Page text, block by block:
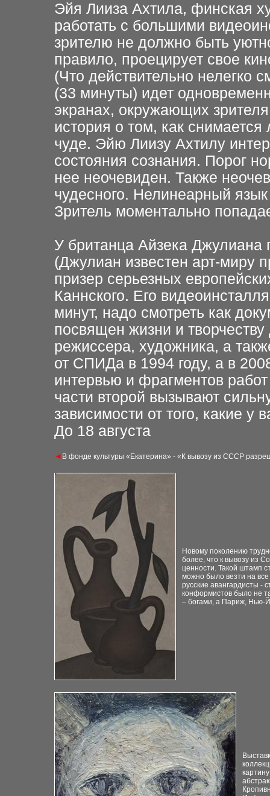
Эйя Лииза Ахтила, финская
работать с большими
зрителю не должно быть
правило, проецирует свое
(Что действительно нелегко
(33 минуты) идет
экранах, окружающих
история о том, как снимается
чуде. Эйю Лиизу Ахтилу
состояния сознания. Порог
нее неочевиден. Также
чудесного. Нелинеарный
Зритель моментально
У британца Айзека Джулиана
(Джулиан известен арт-миру
призер серьезных
Каннского. Его
минут, надо смотреть как
посвящен жизни и
режиссера, художника, а
от СПИДа в 1994 году, а в
интервью и фрагментов
части второй вызывают
зависимости от того, какие у
До 18 августа
◄ В фонде культуры «Екатерина» - «К вывозу из СССР
Новому поколению
более, что к вывозу из
ценности. Такой штамп
можно было везти на
русские авангардисты
конформистов было не
– богами, а Париж, Нью-